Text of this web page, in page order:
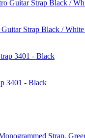
Strap Black /
3401 - Black
Strap,